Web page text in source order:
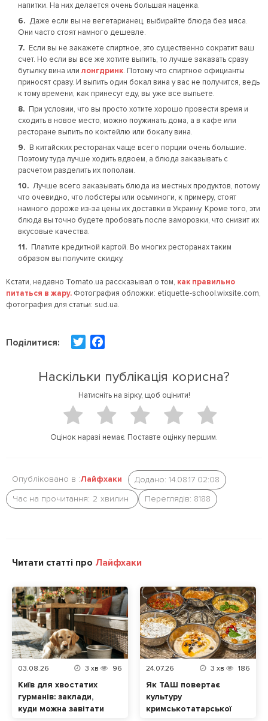
напитки. На них делается очень большая наценка.
Даже если вы не вегетарианец, выбирайте блюда без мяса.
Они часто стоят намного дешевле.
Если вы не закажете спиртное, это существенно сократит ваш
счет. Но если вы все же хотите выпить, то лучше заказать сразу
бутылку вина или лонгдринк. Потому что спиртное официанты
приносят сразу. И выпить один бокал вина у вас не получится, ведь
к тому времени, как принесут еду, вы уже все выпьете.
При условии, что вы просто хотите хорошо провести время и
сходить в новое место, можно поужинать дома, а в кафе или
ресторане выпить по коктейлю или бокалу вина.
В китайских ресторанах чаще всего порции очень большие.
Поэтому туда лучше ходить вдвоем, а блюда заказывать с
расчетом разделить их пополам.
Лучше всего заказывать блюда из местных продуктов, потому
что очевидно, что лобстеры или осьминоги, к примеру, стоят
намного дороже из-за цены их доставки в Украину. Кроме того, эти
блюда вы точно будете пробовать после заморозки, что снизит их
вкусовые качества.
Платите кредитной картой. Во многих ресторанах таким
образом вы получите скидку.
Кстати, недавно Tomato.ua рассказывал о том, как правильно
питаться в жару. Фотография обложки: etiquette-school.wixsite.com,
фотография для статьи: sud.ua.
Поділитися:
t
t
e
b
o
k
Наскільки публікація корисна?
Натисніть на зірку, щоб оцінити!
Оцінок наразі немає. Поставте оцінку першим.
Опубліковано в :Лайфхаки
Додано: 14.08.17 02:08
Час на прочитання: 2 хвилин Переглядів: 8188
Читати статті про Лайфхаки
03.08.26 3 хв 96
Київ для хвостатих
гурманів: заклади,
куди можна завітати
24.07.26 3 хв 186
Як ТАШ повертає
культуру
кримськотатарської